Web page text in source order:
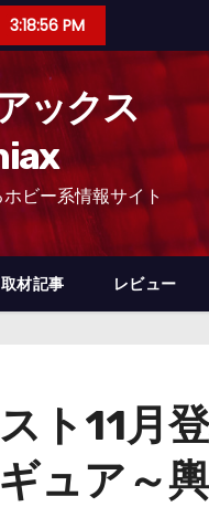
3:18:57 PM
ックス
ビー系情報サイト
取材記事 レビュー
ト11月
ュア～